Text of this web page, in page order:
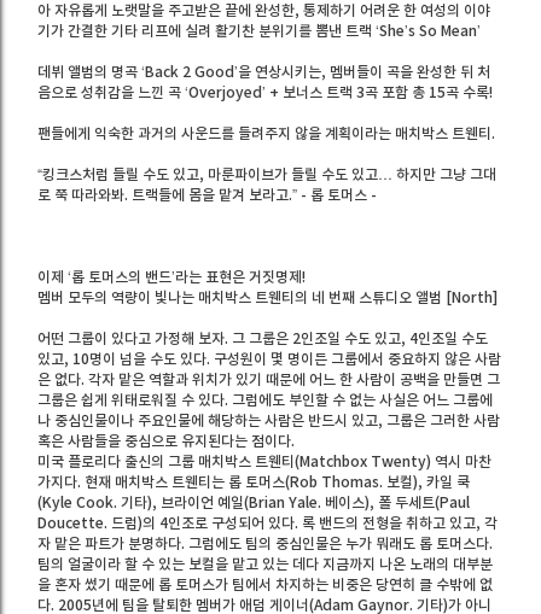
아 자유롭게 노랫말을 주고받은 끝에 완성한, 통제하기 어려운 한 여성의 이야
기가 간결한 기타 리프에 실려 활기찬 분위기를 뽐낸 트랙 ‘She’s So Mean’
데뷔 앨범의 명곡 ‘Back 2 Good’을 연상시키는, 멤버들이 곡을 완성한 뒤 처
음으로 성취감을 느낀 곡 ‘Overjoyed’ + 보너스 트랙 3곡 포함 총 15곡 수록!
팬들에게 익숙한 과거의 사운드를 들려주지 않을 계획이라는 매치박스 트웬티.
“킹크스처럼 들릴 수도 있고, 마룬파이브가 들릴 수도 있고… 하지만 그냥 그대
로 쭉 따라와봐. 트랙들에 몸을 맡겨 보라고.” - 롭 토머스 -
이제 ‘롭 토머스의 밴드’라는 표현은 거짓명제!
멤버 모두의 역량이 빛나는 매치박스 트웬티의 네 번째 스튜디오 앨범 [North]
어떤 그룹이 있다고 가정해 보자. 그 그룹은 2인조일 수도 있고, 4인조일 수도
있고, 10명이 넘을 수도 있다. 구성원이 몇 명이든 그룹에서 중요하지 않은 사람
은 없다. 각자 맡은 역할과 위치가 있기 때문에 어느 한 사람이 공백을 만들면 그
그룹은 쉽게 위태로워질 수 있다. 그럼에도 부인할 수 없는 사실은 어느 그룹에
나 중심인물이나 주요인물에 해당하는 사람은 반드시 있고, 그룹은 그러한 사람
혹은 사람들을 중심으로 유지된다는 점이다.
미국 플로리다 출신의 그룹 매치박스 트웬티(Matchbox Twenty) 역시 마찬
가지다. 현재 매치박스 트웬티는 롭 토머스(Rob Thomas. 보컬), 카일 쿡
(Kyle Cook. 기타), 브라이언 예일(Brian Yale. 베이스), 폴 두세트(Paul
Doucette. 드럼)의 4인조로 구성되어 있다. 록 밴드의 전형을 취하고 있고, 각
자 맡은 파트가 분명하다. 그럼에도 팀의 중심인물은 누가 뭐래도 롭 토머스다.
팀의 얼굴이라 할 수 있는 보컬을 맡고 있는 데다 지금까지 나온 노래의 대부분
을 혼자 썼기 때문에 롭 토머스가 팀에서 차지하는 비중은 당연히 클 수밖에 없
다. 2005년에 팀을 탈퇴한 멤버가 애덤 게이너(Adam Gaynor. 기타)가 아니